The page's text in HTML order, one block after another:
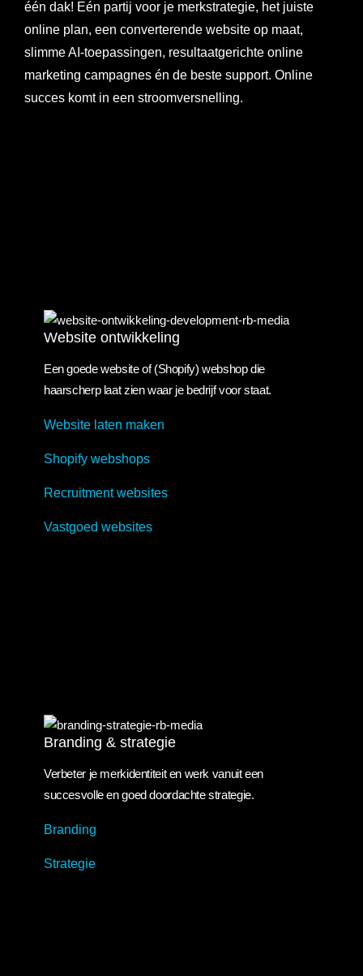
één dak! Eén partij voor je merkstrategie, het juiste
online plan, een converterende website op maat,
slimme AI-toepassingen, resultaatgerichte online
marketing campagnes én de beste support. Online
succes komt in een stroomversnelling.
Website ontwikkeling
Website ontwikkeling
Een goede website of (Shopify) webshop die
haarscherp laat zien waar je bedrijf voor staat.
Website laten maken
Shopify webshops
Recruitment websites
Vastgoed websites
Branding & Strategie
Branding & strategie
Verbeter je merkidentiteit en werk vanuit een
succesvolle en goed doordachte strategie.
Branding
Strategie